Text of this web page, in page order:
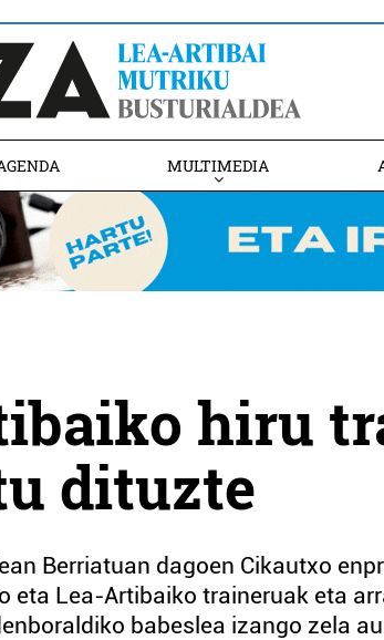
MULTIMEDIA
hiru
dituzte
Berriatuan dagoen Cikautxo
eta Lea-Artibaiko traineruak eta
babeslea izango zela